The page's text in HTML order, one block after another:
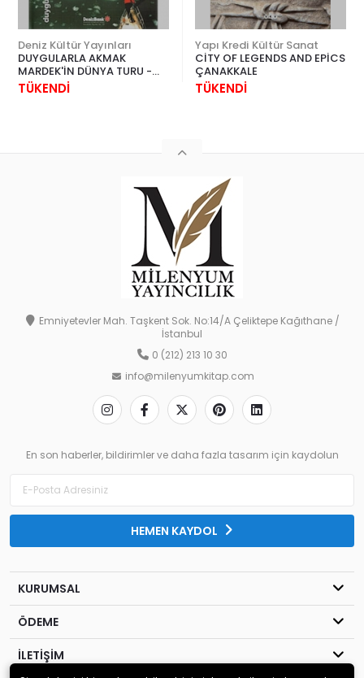
Deniz Kültür Yayınları
DUYGULARLA AKMAK
MARDEK'İN DÜNYA TURU -
FLOATİNG THOUGHTS
TÜKENDİ
Yapı Kredi Kültür Sanat
CİTY OF LEGENDS AND EPİCS
ÇANAKKALE
TÜKENDİ
Emniyetevler Mah. Taşkent Sok. No:14/A Çeliktepe Kağıthane /
İstanbul
0 (212) 213 10 30
info@milenyumkitap.com
En son haberler, bildirimler ve daha fazla tasarım için kaydolun
HEMEN KAYDOL
KURUMSAL
ÖDEME
İLETİŞİM